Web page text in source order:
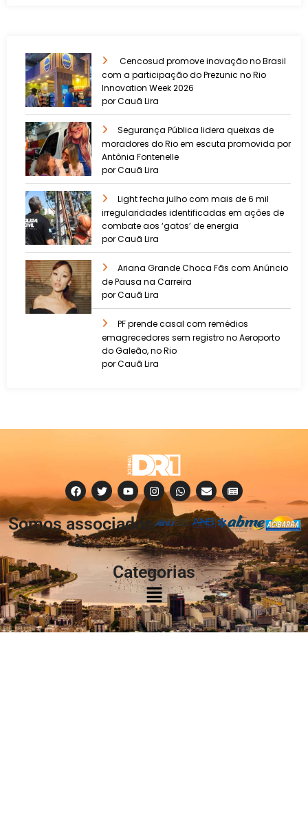
Cencosud promove inovação no Brasil
com a participação do Prezunic no Rio
Innovation Week 2026
por Cauã Lira
​Segurança Pública lidera queixas de
moradores do Rio em escuta promovida por
Antônia Fontenelle
por Cauã Lira
Light fecha julho com mais de 6 mil
irregularidades identificadas em ações de
combate aos ‘gatos’ de energia
por Cauã Lira
Ariana Grande Choca Fãs com Anúncio
de Pausa na Carreira
por Cauã Lira
PF prende casal com remédios
emagrecedores sem registro no Aeroporto
do Galeão, no Rio
por Cauã Lira
Somos associados
à:
Categorias